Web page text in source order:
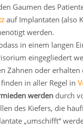
Gaumen des
auf Implantaten (also
werden.
in einem langen
eingegliedert
Zähnen oder
in aller Regel in
werden durch
des Kiefers, die
„umschifft“